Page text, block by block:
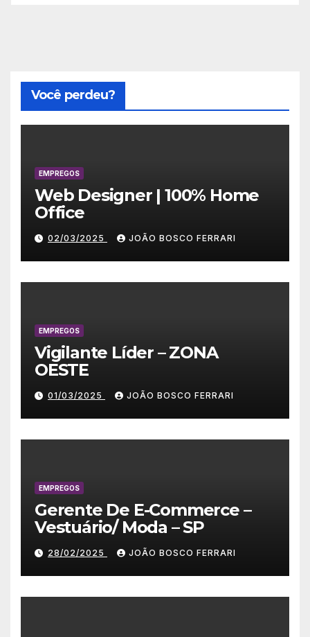
Você perdeu?
EMPREGOS
Web Designer | 100% Home
Office
02/03/2025 JOÃO BOSCO FERRARI
EMPREGOS
Vigilante Líder – ZONA
OESTE
01/03/2025 JOÃO BOSCO FERRARI
EMPREGOS
Gerente De E-Commerce –
Vestuário/ Moda – SP
28/02/2025 JOÃO BOSCO FERRARI